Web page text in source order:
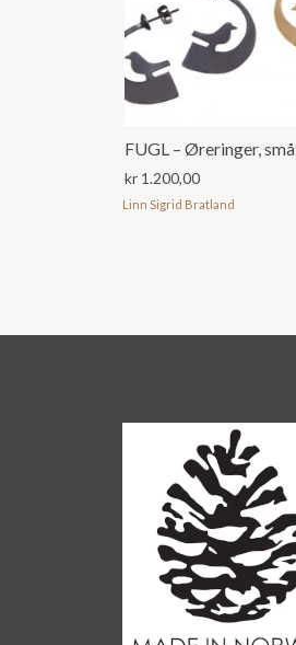
FUGL – Øreringer, små
kr 1.200,00
Linn Sigrid Bratland